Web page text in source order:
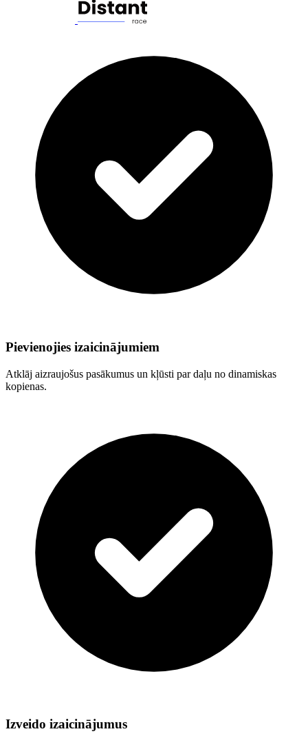
Pievienojies izaicinājumiem
Atklāj aizraujošus pasākumus un kļūsti par daļu no dinamiskas
kopienas.
Izveido izaicinājumus